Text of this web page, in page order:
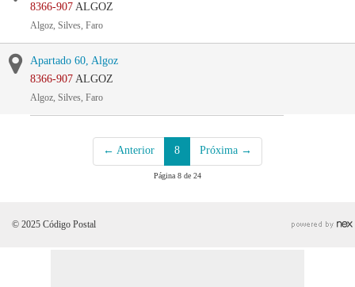
8366-907 ALGOZ
Algoz, Silves, Faro
Apartado 60, Algoz
8366-907 ALGOZ
Algoz, Silves, Faro
← Anterior 8 Próxima →
Página 8 de 24
© 2025 Código Postal